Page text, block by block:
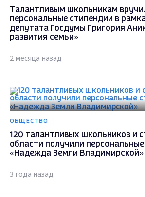
Талантливым школьникам
персональные стипендии в
депутата Госдумы Григория
развития семьи»
2 месяца назад
ОБЩЕСТВО
120 талантливых школьников и
области получили
«Надежда Земли Владимирской»
3 года назад